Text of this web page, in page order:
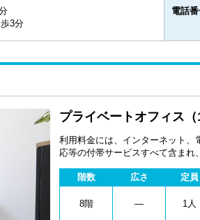
3分
電話
プライベートオフィス（
利用料金には、インターネット、
応等の付帯サービスすべて含ま
階数
広さ 定員
8階 ― 1人